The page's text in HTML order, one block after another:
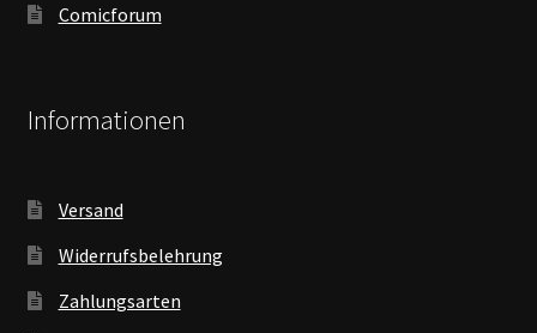
Comicforum
Informationen
Versand
Widerrufsbelehrung
Zahlungsarten